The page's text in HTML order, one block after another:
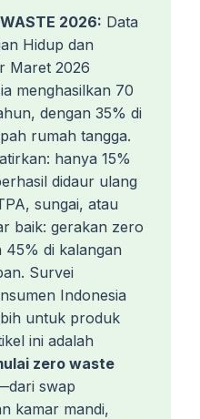
WASTE 2026: Data
Hidup dan
Maret 2026
menghasilkan 70
dengan 35% di
rumah tangga.
hanya 15%
didaur ulang
sungai, atau
baik: gerakan zero
di kalangan
Survei
Indonesia
untuk produk
ini adalah
zero waste
swap
kamar mandi,